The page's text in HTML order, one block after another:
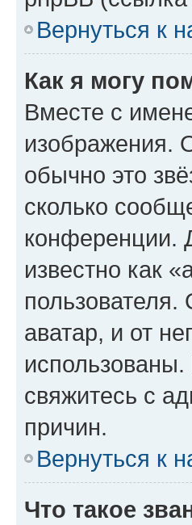
Вернуться к
Как я могу
Вместе с
изображения.
обычно это
сколько
конференции.
известно как
аватар, и от
свяжитесь с
причин.
Вернуться к
Что такое